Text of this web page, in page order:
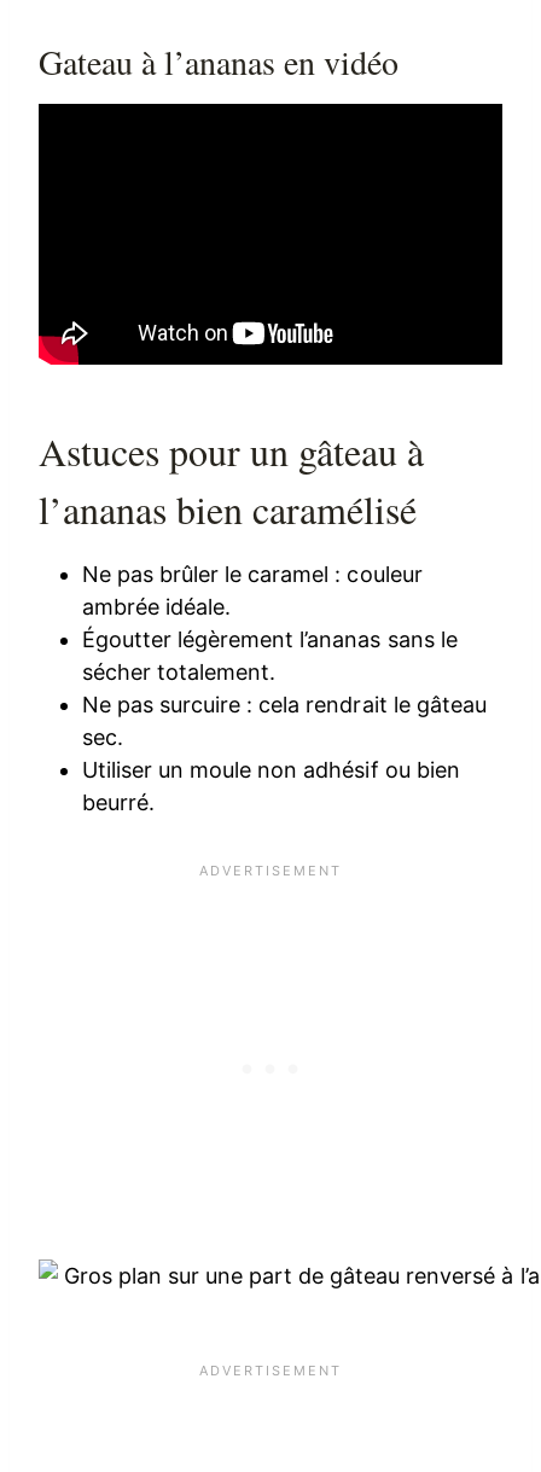
Gateau à l’ananas en vidéo
Astuces pour un gâteau à
l’ananas bien caramélisé
Ne pas brûler le caramel : couleur
ambrée idéale.
Égoutter légèrement l’ananas sans le
sécher totalement.
Ne pas surcuire : cela rendrait le gâteau
sec.
Utiliser un moule non adhésif ou bien
beurré.